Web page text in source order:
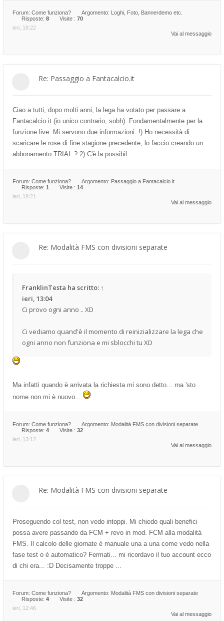
Forum: Come funziona? Argomento: Loghi, Foto, Bannerdemo etc.
Risposte: 8 Visite : 70
ieri, 18:22
Vai al messaggio
Re: Passaggio a Fantacalcio.it
Ciao a tutti, dopo molti anni, la lega ha votato per passare a
Fantacalcio.it (io unico contrario, sobh). Fondamentalmente per la
funzione live. Mi servono due informazioni: !) Ho necessità di
scaricare le rose di fine stagione precedente, lo faccio creando un
abbonamento TRIAL ? 2) C'è la possibil...
Forum: Come funziona? Argomento: Passaggio a Fantacalcio.it
Risposte: 1 Visite : 14
ieri, 18:21
Vai al messaggio
Re: Modalità FMS con divisioni separate
FranklinTesta ha scritto: ↑
ieri, 13:04
Ci provo ogni anno .. XD
Ci vediamo quand'è il momento di reinizializzare la lega che
ogni anno non funziona e mi sblocchi tu XD
Ma infatti quando è arrivata la richiesta mi sono detto... ma 'sto
nome non mi è nuovo...
Forum: Come funziona? Argomento: Modalità FMS con divisioni separate
Risposte: 4 Visite : 32
ieri, 13:12
Vai al messaggio
Re: Modalità FMS con divisioni separate
Proseguendo col test, non vedo intoppi. Mi chiedo quali benefici
possa avere passando da FCM + revo in mod. FCM alla modalità
FMS. Il calcolo delle giornate è manuale una a una come vedo nella
fase test o è automatico? Fermati... mi ricordavo il tuo account ecco
di chi era... :D Decisamente troppe ...
Forum: Come funziona? Argomento: Modalità FMS con divisioni separate
Risposte: 4 Visite : 32
ieri, 12:46
Vai al messaggio